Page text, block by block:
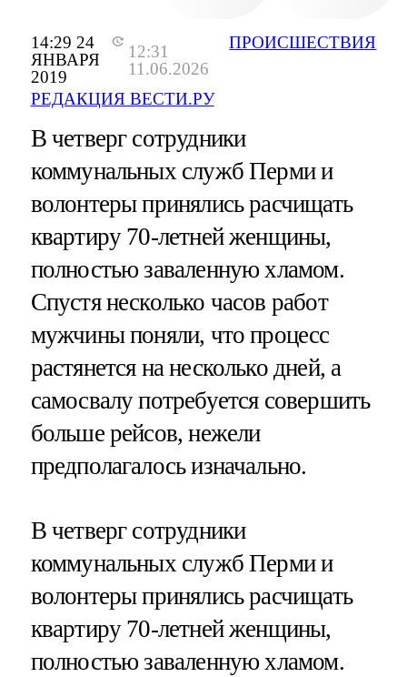
14:29 24
ЯНВАРЯ
2019
12:31
11.06.2026
РЕДАКЦИЯ ВЕСТИ.РУ
ПРОИСШЕСТВИЯ
В четверг сотрудники
коммунальных служб Перми и
волонтеры принялись расчищать
квартиру 70-летней женщины,
полностью заваленную хламом.
Спустя несколько часов работ
мужчины поняли, что процесс
растянется на несколько дней, а
самосвалу потребуется совершить
больше рейсов, нежели
предполагалось изначально.
В четверг сотрудники
коммунальных служб Перми и
волонтеры принялись расчищать
квартиру 70-летней женщины,
полностью заваленную хламом.